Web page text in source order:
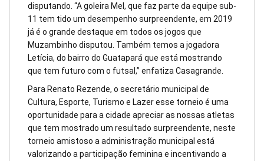
disputando. “A goleira Mel, que faz parte da equipe sub-
11 tem tido um desempenho surpreendente, em 2019
já é o grande destaque em todos os jogos que
Muzambinho disputou. Também temos a jogadora
Letícia, do bairro do Guatapará que está mostrando
que tem futuro com o futsal,” enfatiza Casagrande.
Para Renato Rezende, o secretário municipal de
Cultura, Esporte, Turismo e Lazer esse torneio é uma
oportunidade para a cidade apreciar as nossas atletas
que tem mostrado um resultado surpreendente, neste
torneio amistoso a administração municipal está
valorizando a participação feminina e incentivando a